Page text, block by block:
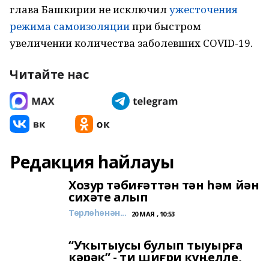
глава Башкирии не исключилужесточения
режима самоизоляциипри быстром
увеличении количества заболевших COVID-19.
Читайте нас
Редакция һайлауы
Хозур тәбиғәттән тән һәм йән
сихәте алып
Төрлөһөнән... 20 МАЯ , 10:53
“Уҡытыусы булып тыуырға
кәрәк” - ти шиғри күңелле,